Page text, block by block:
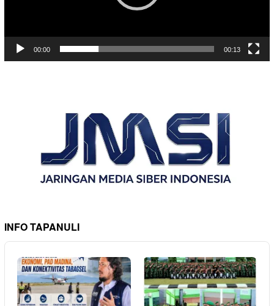
00:00 00:13
INFO TAPANULI